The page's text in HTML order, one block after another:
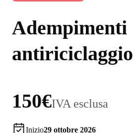
Adempimenti
antiriciclaggio
150€IVA esclusa
Inizio29 ottobre 2026